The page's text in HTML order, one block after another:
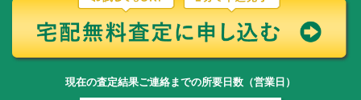
現在の査定結果ご連絡までの所要日数（営業日）